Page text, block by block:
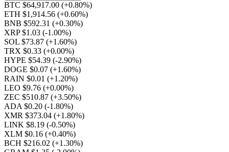
BTC $64,917.00 (+0.80%)
ETH $1,914.56 (+0.60%)
BNB $592.31 (+0.30%)
XRP $1.03 (-1.00%)
SOL $73.87 (+1.60%)
TRX $0.33 (+0.00%)
HYPE $54.39 (-2.90%)
DOGE $0.07 (+1.60%)
RAIN $0.01 (+1.20%)
LEO $9.76 (+0.00%)
ZEC $510.87 (+3.50%)
ADA $0.20 (-1.80%)
XMR $373.04 (+1.80%)
LINK $8.19 (-0.50%)
XLM $0.16 (+0.40%)
BCH $216.02 (+1.30%)